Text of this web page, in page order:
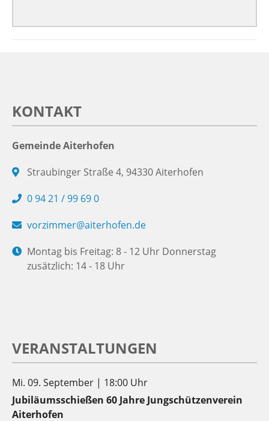
KONTAKT
Gemeinde Aiterhofen
Straubinger Straße 4, 94330 Aiterhofen
0 94 21 / 99 69 0
vorzimmer@aiterhofen.de
Montag bis Freitag: 8 - 12 Uhr Donnerstag
zusätzlich: 14 - 18 Uhr
VERANSTALTUNGEN
Mi. 09. September | 18:00 Uhr
Jubiläumsschießen 60 Jahre Jungschützenverein
Aiterhofen